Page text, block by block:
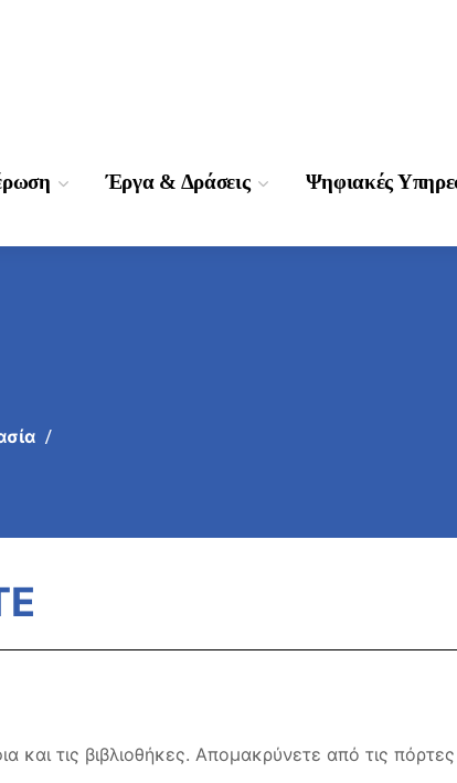
Έργα & Δράσεις Ψηφιακές
και τις βιβλιοθήκες. Απομακρύνετε από τις